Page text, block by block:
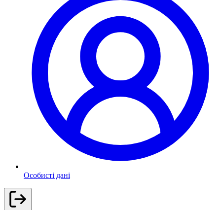
Особисті дані